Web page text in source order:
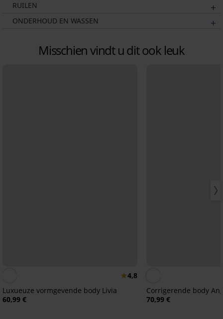
RUILEN
ONDERHOUD EN WASSEN
Misschien vindt u dit ook leuk
4,8
Luxueuze vormgevende body Livia
60,99 €
Corrigerende body
70,99 €